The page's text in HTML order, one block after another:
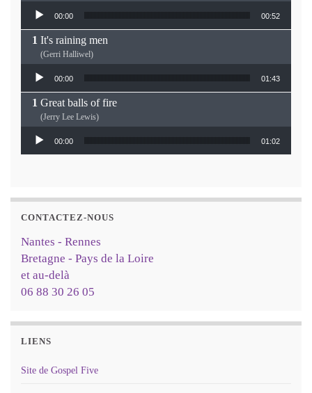
Lecteur audio
00:00 00:52
It's raining men
(Gerri Halliwel)
Lecteur audio
00:00 01:43
Great balls of fire
(Jerry Lee Lewis)
Lecteur audio
00:00 01:02
CONTACTEZ-NOUS
Nantes - Rennes
Bretagne - Pays de la Loire
et au-delà
06 88 30 26 05
LIENS
Site de Gospel Five